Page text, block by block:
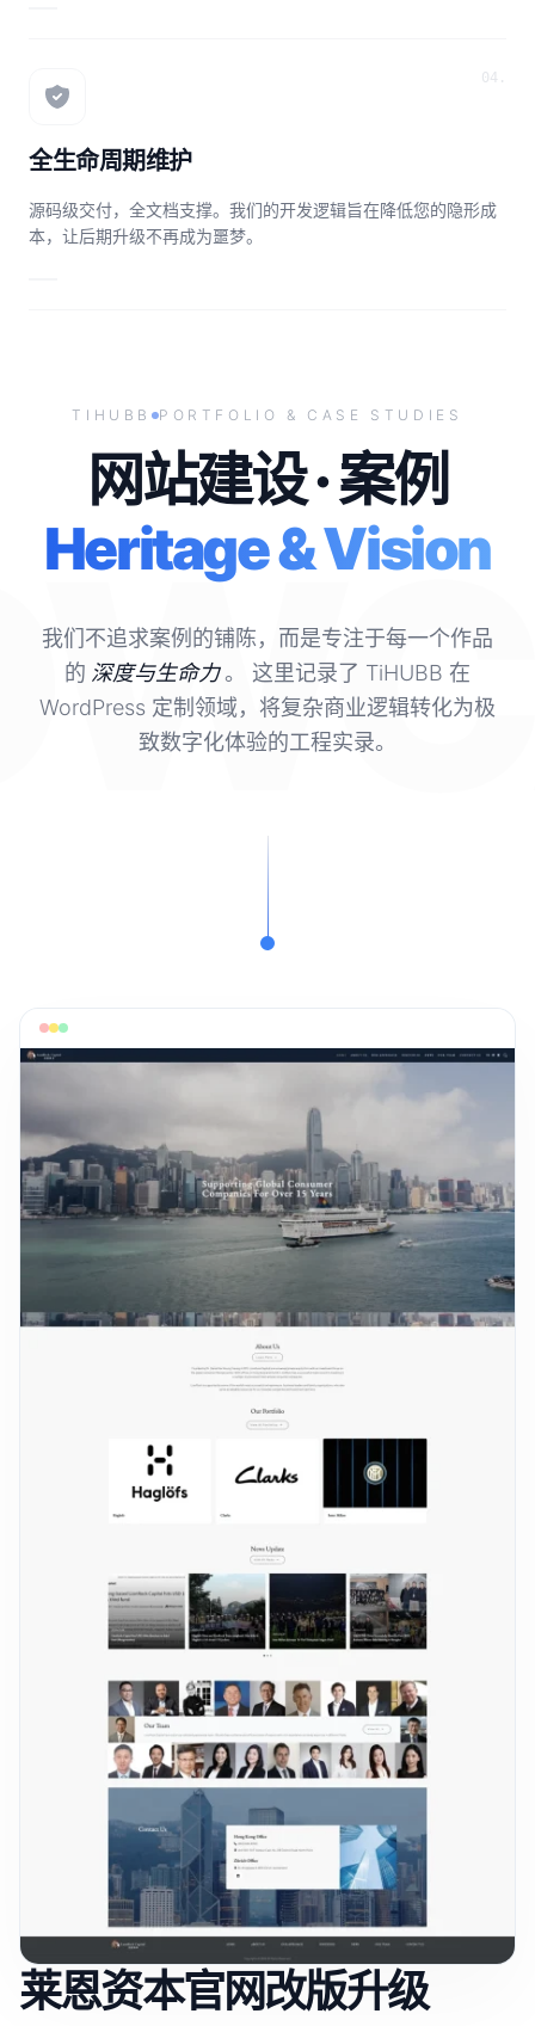
04.
全生命周期维护
源码级交付，全文档支撑。我们的开发逻辑旨在降低您的隐形成
本，让后期升级不再成为噩梦。
TIHUBB PORTFOLIO & CASE STUDIES
网站建设 · 案例
Heritage & Vision
我们不追求案例的铺陈，而是专注于每一个作品
的 深度与生命力。
这里记录了 TiHUBB 在
WordPress 定制领域，将复杂商业逻辑转化为极
致数字化体验的工程实录。
莱恩资本官网改版升级